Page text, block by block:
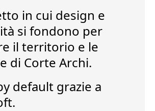
in cui design e
si fondono per
il territorio e le
di Corte Archi.
default grazie a